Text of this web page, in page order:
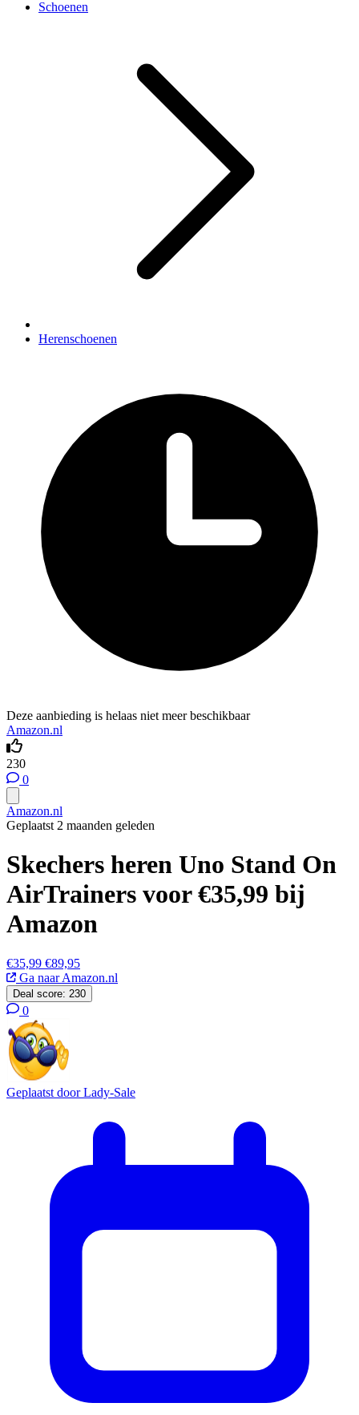
Schoenen
Herenschoenen
Deze aanbieding is helaas niet meer beschikbaar
Amazon.nl
230
0
Amazon.nl
Geplaatst 2 maanden geleden
Skechers heren Uno Stand On
AirTrainers voor €35,99 bij
Amazon
€35,99 €89,95
Ga naar Amazon.nl
Deal score: 230
0
Geplaatst doorLady-Sale